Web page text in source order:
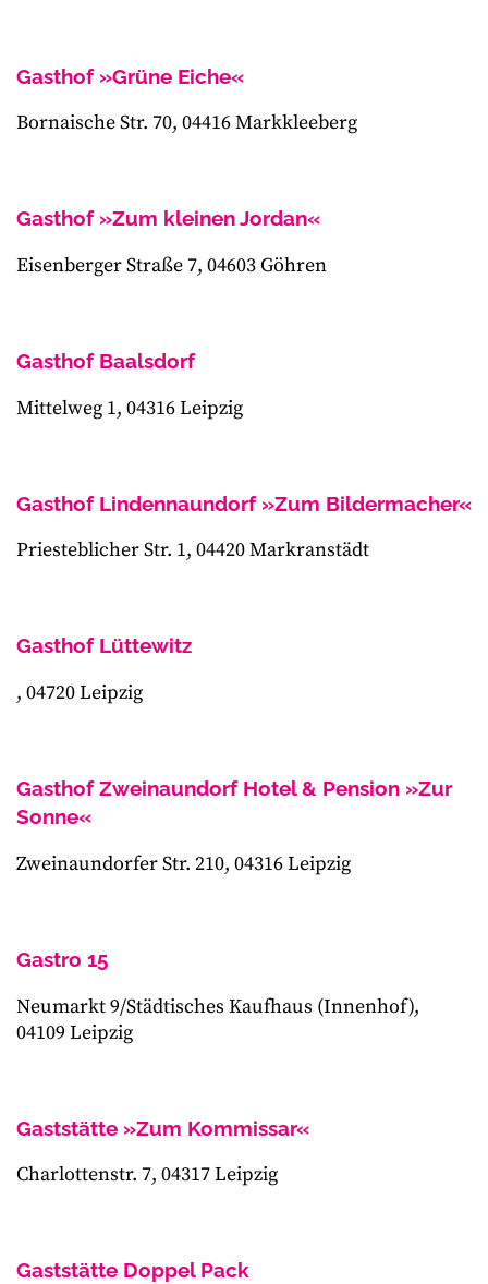
Gasthof »Grüne Eiche«
Bornaische Str. 70, 04416 Markkleeberg
Gasthof »Zum kleinen Jordan«
Eisenberger Straße 7, 04603 Göhren
Gasthof Baalsdorf
Mittelweg 1, 04316 Leipzig
Gasthof Lindennaundorf »Zum Bildermacher«
Priesteblicher Str. 1, 04420 Markranstädt
Gasthof Lüttewitz
, 04720 Leipzig
Gasthof Zweinaundorf Hotel & Pension »Zur
Sonne«
Zweinaundorfer Str. 210, 04316 Leipzig
Gastro 15
Neumarkt 9/Städtisches Kaufhaus (Innenhof),
04109 Leipzig
Gaststätte »Zum Kommissar«
Charlottenstr. 7, 04317 Leipzig
Gaststätte Doppel Pack